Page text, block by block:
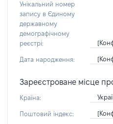
Унікальний номер
запису в Єдиному
державному
демографічному
реєстрі:
Дата народження:
Зареєстроване місце
Країна:
Поштовий індекс: